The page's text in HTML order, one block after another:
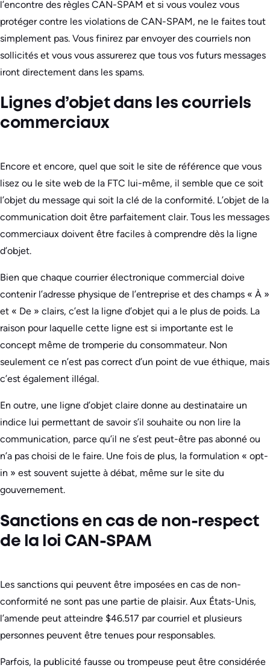
l’encontre des règles CAN-SPAM et si vous voulez vous
protéger contre les violations de CAN-SPAM, ne le faites tout
simplement pas. Vous finirez par envoyer des courriels non
sollicités et vous vous assurerez que tous vos futurs messages
iront directement dans les spams.
Lignes d’objet dans les courriels
commerciaux
Encore et encore, quel que soit le site de référence que vous
lisez ou le site web de la FTC lui-même, il semble que ce soit
l’objet du message qui soit la clé de la conformité. L’objet de la
communication doit être parfaitement clair. Tous les messages
commerciaux doivent être faciles à comprendre dès la ligne
d’objet.
Bien que chaque courrier électronique commercial doive
contenir l’adresse physique de l’entreprise et des champs « À »
et « De » clairs, c’est la ligne d’objet qui a le plus de poids. La
raison pour laquelle cette ligne est si importante est le
concept même de tromperie du consommateur. Non
seulement ce n’est pas correct d’un point de vue éthique, mais
c’est également illégal.
En outre, une ligne d’objet claire donne au destinataire un
indice lui permettant de savoir s’il souhaite ou non lire la
communication, parce qu’il ne s’est peut-être pas abonné ou
n’a pas choisi de le faire. Une fois de plus, la formulation « opt-
in » est souvent sujette à débat, même sur le site du
gouvernement.
Sanctions en cas de non-respect
de la loi CAN-SPAM
Les sanctions qui peuvent être imposées en cas de non-
conformité ne sont pas une partie de plaisir. Aux États-Unis,
l’amende peut atteindre $46.517 par courriel et plusieurs
personnes peuvent être tenues pour responsables.
Parfois, la publicité fausse ou trompeuse peut être considérée